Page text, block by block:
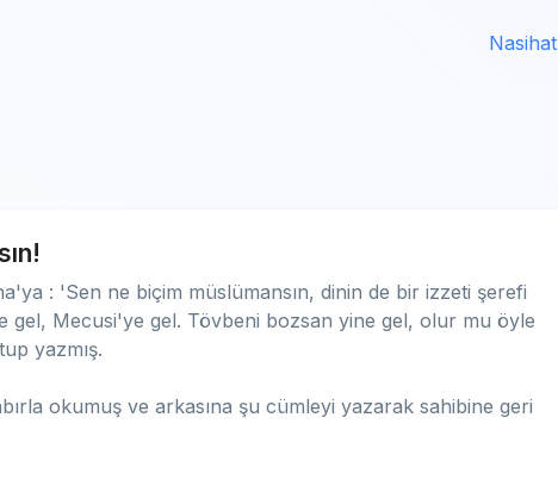
Nasihat
: 'Sen ne biçim müslümansın, dinin de bir izzeti şerefi
gel, Mecusi'ye gel. Tövbeni bozsan yine gel, olur mu öyle
yazmış.
okumuş ve arkasına şu cümleyi yazarak sahibine geri